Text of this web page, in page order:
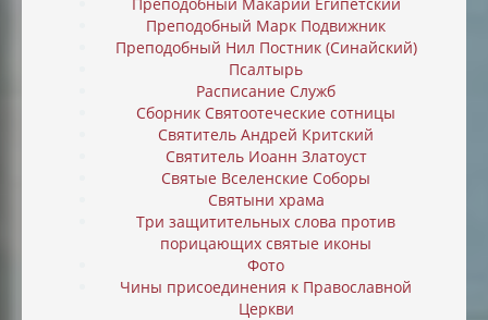
Преподобный Марк Подвижник
Преподобный Нил Постник (Синайский)
Псалтырь
Расписание Служб
Сборник Святоотеческие сотницы
Святитель Андрей Критский
Святитель Иоанн Златоуст
Святые Вселенские Соборы
Святыни храма
Три защитительных слова против
порицающих святые иконы
Фото
Чины присоединения к Православной
Церкви